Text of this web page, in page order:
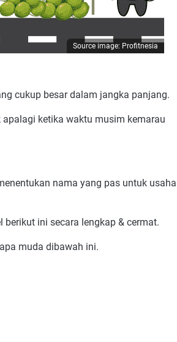
Source image: Profitnesia
cukup besar dalam jangka panjang.
ketika waktu musim kemarau
nama yang pas untuk usaha
ini secara lengkap & cermat.
muda dibawah ini.